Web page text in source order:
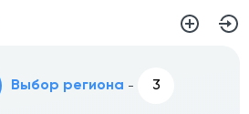
Выбор региона